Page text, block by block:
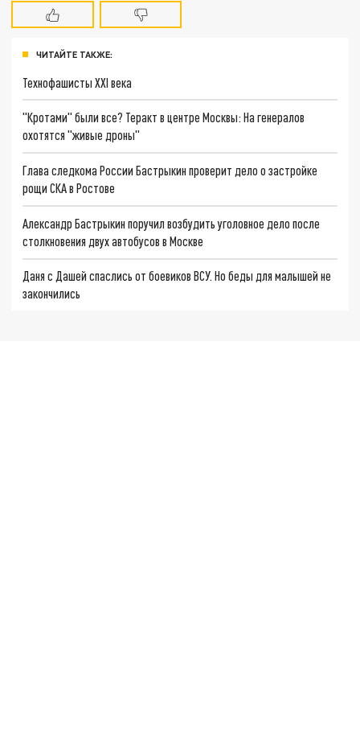
ЧИТАЙТЕ ТАКЖЕ:
Технофашисты XXI века
"Кротами" были все? Теракт в центре Москвы: На генералов
охотятся "живые дроны"
Глава следкома России Бастрыкин проверит дело о застройке
рощи СКА в Ростове
Александр Бастрыкин поручил возбудить уголовное дело после
столкновения двух автобусов в Москве
Даня с Дашей спаслись от боевиков ВСУ. Но беды для малышей не
закончились